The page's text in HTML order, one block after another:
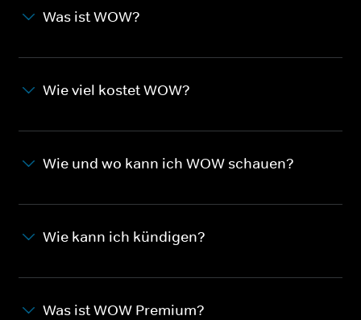
Was ist WOW?
Wie viel kostet WOW?
Wie und wo kann ich WOW schauen?
Wie kann ich kündigen?
Was ist WOW Premium?